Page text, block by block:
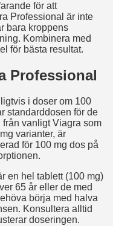
för att
Professional är inte
bara kroppens
Kombinera med
för bästa resultat.
Professional
i doser om 100
standarddosen för de
vanligt Viagra som
varianter, är
för 100 mg dos på
en hel tablett (100 mg)
65 år eller de med
börja med halva
Konsultera alltid
doseringen.